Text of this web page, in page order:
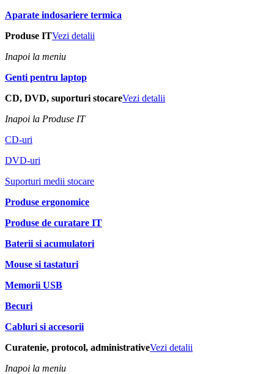
Aparate indosariere termica
Produse ITVezi detalii
Inapoi la meniu
Genti pentru laptop
CD, DVD, suporturi stocareVezi detalii
Inapoi la Produse IT
CD-uri
DVD-uri
Suporturi medii stocare
Produse ergonomice
Produse de curatare IT
Baterii si acumulatori
Mouse si tastaturi
Memorii USB
Becuri
Cabluri si accesorii
Curatenie, protocol, administrativeVezi detalii
Inapoi la meniu